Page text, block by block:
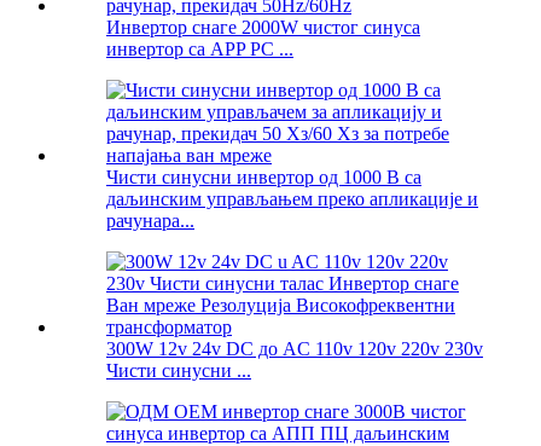
Инвертор снаге 2000W чистог синуса
инвертор са APP PC ...
Чисти синусни инвертор од 1000 В са
даљинским управљањем преко апликације и
рачунара...
300W 12v 24v DC до AC 110v 120v 220v 230v
Чисти синусни ...